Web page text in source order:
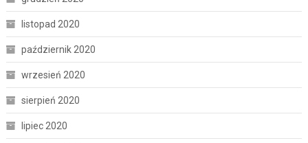
listopad 2020
październik 2020
wrzesień 2020
sierpień 2020
lipiec 2020